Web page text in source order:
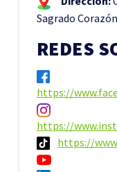
Sagrado
REDES
https://
https://
https://